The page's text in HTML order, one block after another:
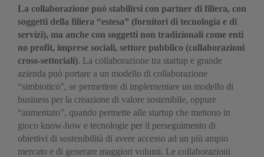
La collaborazione può stabilirsi con partner di filiera, con
soggetti della filiera “estesa” (fornitori di tecnologia e di
servizi), ma anche con soggetti non tradizionali come enti
no profit, imprese sociali, settore pubblico (collaborazioni
cross-settoriali). La collaborazione tra startup e grande
azienda può portare a un modello di collaborazione
“simbiotico”, se permettere di implementare un modello di
business per la creazione di valore sostenibile, oppure
“aumentato”, quando permette alle startup che mettono in
gioco know-how e tecnologie per il perseguimento di
obiettivi di sostenibilità di avere accesso ad un più ampio
mercato e di generare maggiori volumi. Le collaborazioni